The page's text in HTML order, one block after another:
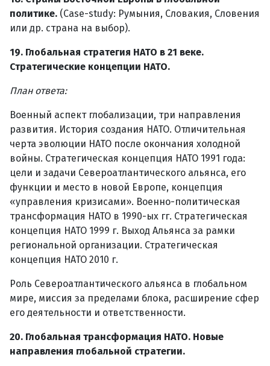
политике. (Case-study: Румыния, Словакия, Словения
или др. страна на выбор).
19. Глобальная стратегия НАТО в 21 веке.
Стратегические концепции НАТО.
План ответа:
Военный аспект глобализации, три направления
развития. История создания НАТО. Отличительная
черта эволюции НАТО после окончания холодной
войны. Стратегическая концепция НАТО 1991 года:
цели и задачи Североатлантического альянса, его
функции и место в новой Европе, концепция
«управления кризисами». Военно-политическая
трансформация НАТО в 1990-ых гг. Стратегическая
концепция НАТО 1999 г. Выход Альянса за рамки
региональной организации. Стратегическая
концепция НАТО 2010 г.
Роль Североатлантического альянса в глобальном
мире, миссия за пределами блока, расширение сфер
его деятельности и ответственности.
20. Глобальная трансформация НАТО. Новые
направления глобальной стратегии.